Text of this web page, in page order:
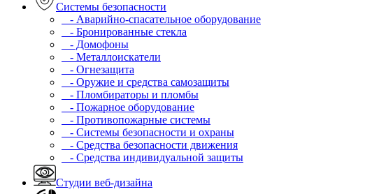
Системы безопасности
- Аварийно-спасательное оборудование
- Бронированные стекла
- Домофоны
- Металлоискатели
- Огнезащита
- Оружие и средства самозащиты
- Пломбираторы и пломбы
- Пожарное оборудование
- Противопожарные системы
- Системы безопасности и охраны
- Средства безопасности движения
- Средства индивидуальной защиты
Студии веб-дизайна